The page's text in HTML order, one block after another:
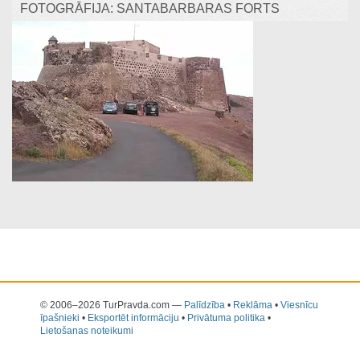
FOTOGRĀFIJA: SANTABARBARAS FORTS
© 2006–2026 TurPravda.com — Palīdzība • Reklāma • Viesnīcu
īpašnieki • Eksportēt informāciju • Privātuma politika •
Lietošanas noteikumi